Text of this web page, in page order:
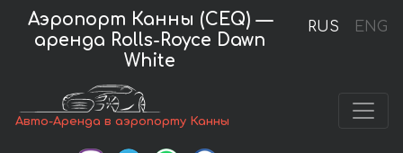
RUS ENG
Аэропорт Канны (CEQ) —
аренда Rolls-Royce Dawn
White
Авто-Аренда в аэропорту Канны